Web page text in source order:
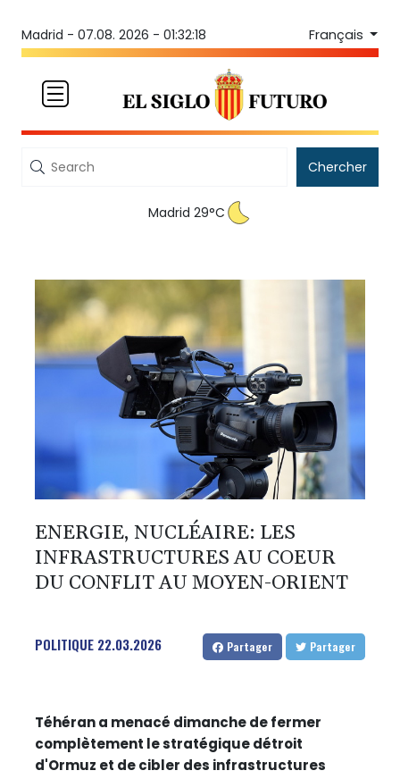
Madrid - 07.08. 2026 - 01:32:18 Français
Chercher
Madrid 29°C
ENERGIE, NUCLÉAIRE: LES
INFRASTRUCTURES AU COEUR
DU CONFLIT AU MOYEN-ORIENT
POLITIQUE 22.03.2026 Partager Partager
Téhéran a menacé dimanche de fermer
complètement le stratégique détroit
d'Ormuz et de cibler des infrastructures